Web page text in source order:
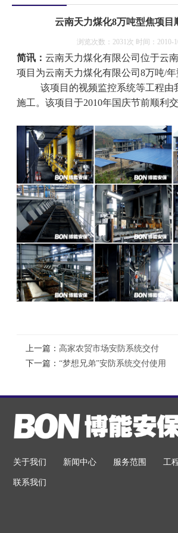
云南天力煤化8万吨型焦项目
浏览次数：2031次 时间：2010-
简讯： 云南天力煤化有限公司位于云
项目为云南天力煤化有限公司 8万吨/年
该项目的视频监控系统等工程由我
施工。该项目于2010年国庆节前顺利
上一篇： 高家农贸市场安防系统交付
下一篇： “梦想兄弟”安防系统交付使用
关于我们 新闻中心 服务范围 工
联系我们